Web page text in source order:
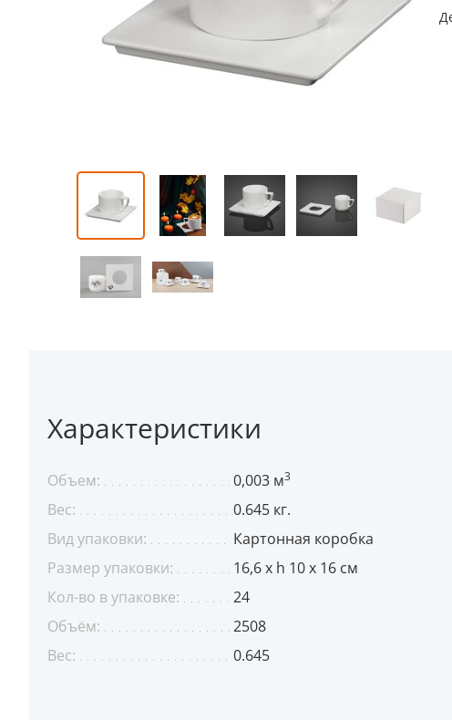
Характеристики
Объем: 0,003 м3
Вес:
0.645 кг.
Вид упаковки:
Картонная коробка
Размер упаковки:
16,6 х h 10 х 16 см
Кол-во в упаковке:
24
Объём:
2508
Вес:
0.645